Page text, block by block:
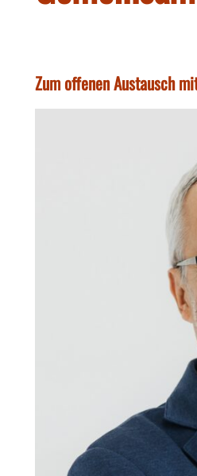
Zum offenen Austausch